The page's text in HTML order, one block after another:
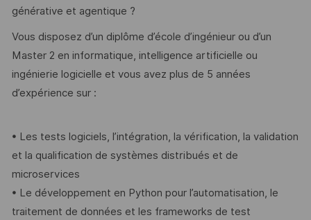
générative et agentique ?
Vous disposez d’un diplôme d’école d’ingénieur ou d’un
Master 2 en informatique, intelligence artificielle ou
ingénierie logicielle et vous avez plus de 5 années
d’expérience sur :
• Les tests logiciels, l’intégration, la vérification, la validation
et la qualification de systèmes distribués et de
microservices
• Le développement en Python pour l’automatisation, le
traitement de données et les frameworks de test